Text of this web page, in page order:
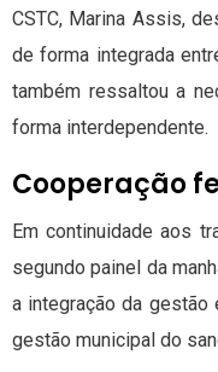
CSTC, Marina Assis,
de forma integrada
também ressaltou a
forma interdependente.
Cooperação
Em continuidade aos
segundo painel da
a integração da
gestão municipal do